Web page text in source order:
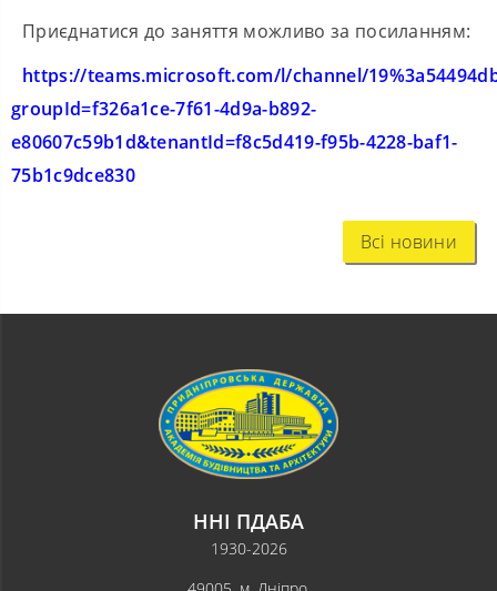
Приєднатися до заняття можливо за посиланням:
https://teams.microsoft.com/l/channel/
groupId=f326a1ce-7f61-4d9a-b892-
e80607c59b1d&tenantId=f8c5d419-f95b-4228-baf1-
75b1c9dce830
Всі новини
ННІ ПДАБА
1930-2026